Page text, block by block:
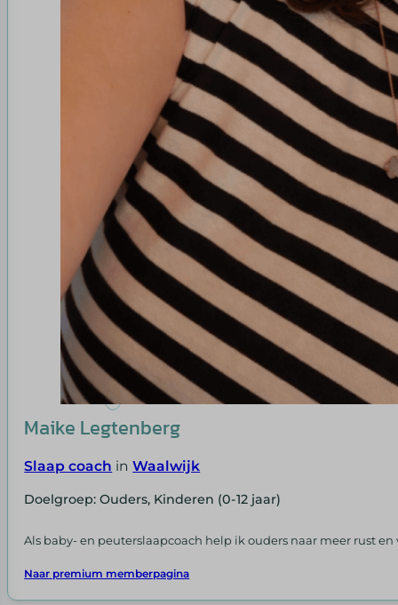
Maike Legtenberg
Slaap coach inWaalwijk
Doelgroep: Ouders, Kinderen (0-12 jaar)
Als baby- en peuterslaapcoach help ik ouders naar meer rust
Naar premium memberpagina